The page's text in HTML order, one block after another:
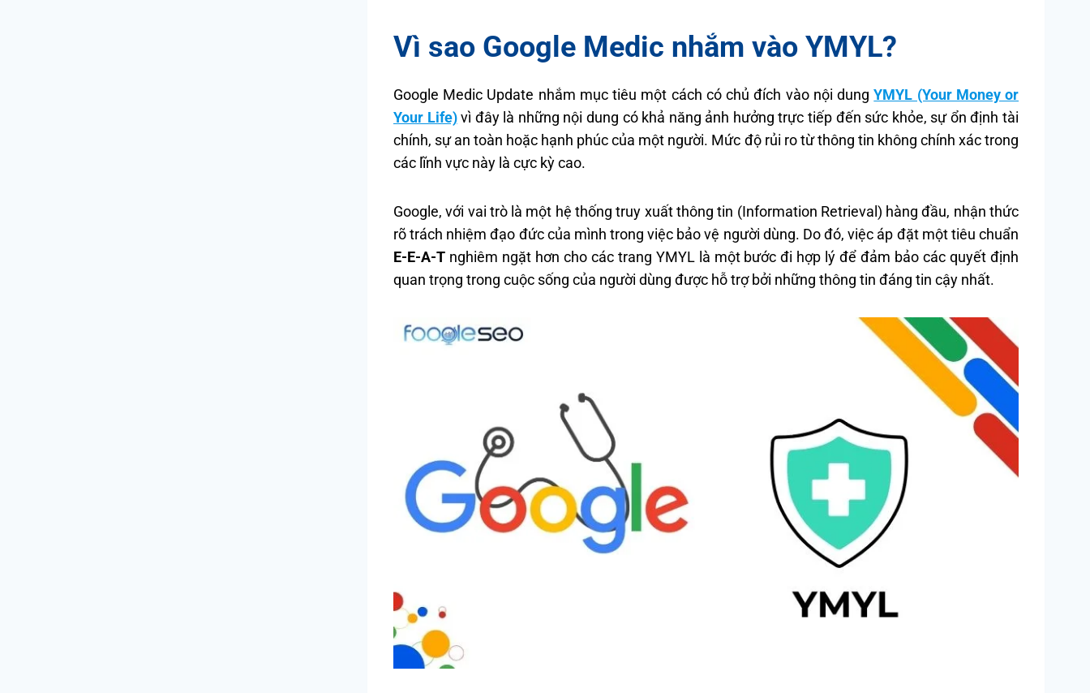
Vì sao Google Medic nhắm vào YMYL?
Google Medic Update nhắm mục tiêu một cách có chủ đích vào nội dungYMYL (Your Money or
Your Life)vì đây là những nội dung có khả năng ảnh hưởng trực tiếp đến sức khỏe, sự ổn định tài
chính, sự an toàn hoặc hạnh phúc của một người. Mức độ rủi ro từ thông tin không chính xác trong
các lĩnh vực này là cực kỳ cao.
Google, với vai trò là một hệ thống truy xuất thông tin (Information Retrieval) hàng đầu, nhận thức
rõ trách nhiệm đạo đức của mình trong việc bảo vệ người dùng. Do đó, việc áp đặt một tiêu chuẩn
E-E-A-T nghiêm ngặt hơn cho các trang YMYL là một bước đi hợp lý để đảm bảo các quyết định
quan trọng trong cuộc sống của người dùng được hỗ trợ bởi những thông tin đáng tin cậy nhất.